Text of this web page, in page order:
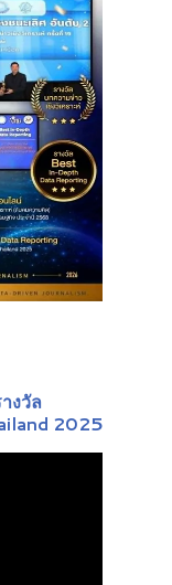
งวัล
2025